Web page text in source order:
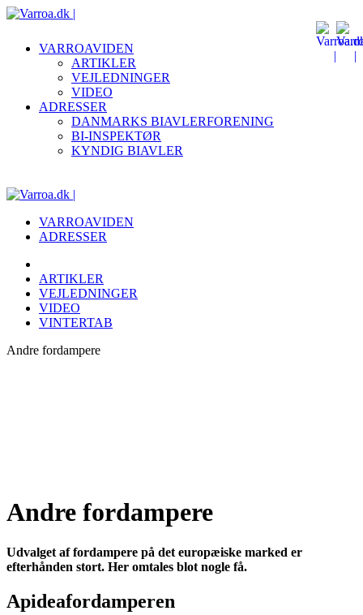
VARROAVIDEN
ARTIKLER
VEJLEDNINGER
VIDEO
ADRESSER
DANMARKS BIAVLERFORENING
BI-INSPEKTØR
KYNDIG BIAVLER
VARROAVIDEN
ADRESSER
ARTIKLER
VEJLEDNINGER
VIDEO
VINTERTAB
Andre fordampere
Andre fordampere
Udvalget af fordampere på det europæiske marked er
efterhånden stort. Her omtales blot nogle få.
Apideafordamperen